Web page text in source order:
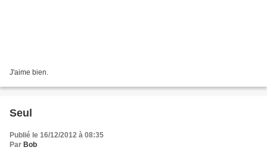
J'aime bien.
Seul
Publié le 16/12/2012 à 08:35
Par Bob